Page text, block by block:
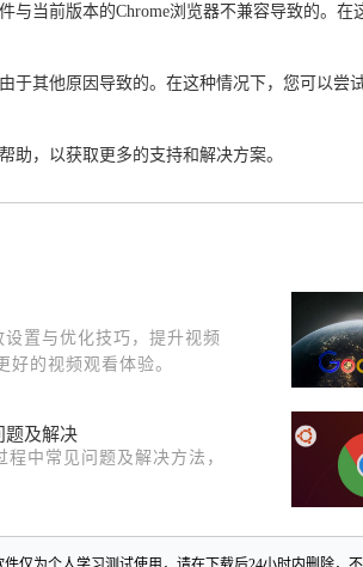
与当前版本的Chrome浏览器不兼容导致的。
其他原因导致的。在这种情况下，您可以尝
助，以获取更多的支持和解决方案。
置与优化技巧，提升视频
的视频观看体验。
题及解决
中常见问题及解决方法，